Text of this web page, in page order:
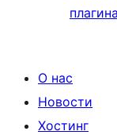
плагина
О нас
Новости
Хостинг